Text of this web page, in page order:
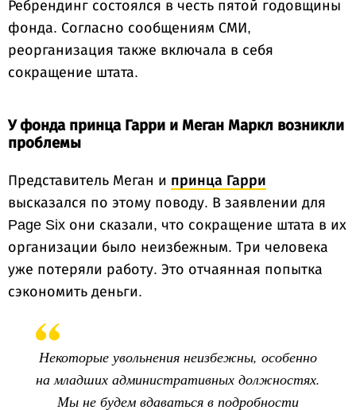
Ребрендинг состоялся в честь пятой годовщины
фонда. Согласно сообщениям СМИ,
реорганизация также включала в себя
сокращение штата.
У фонда принца Гарри и Меган Маркл возникли
проблемы
Представитель Меган и принца Гарри
высказался по этому поводу. В заявлении для
Page Six они сказали, что сокращение штата в их
организации было неизбежным. Три человека
уже потеряли работу. Это отчаянная попытка
сэкономить деньги.
Некоторые увольнения неизбежны, особенно
на младших административных должностях.
Мы не будем вдаваться в подробности